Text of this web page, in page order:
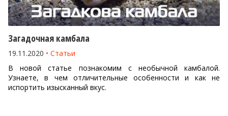
Загадочная камбала
19.11.2020
Статьи
В новой статье познакомим с необычной камбалой.
Узнаете, в чем отличительные особенности и как не
испортить изысканный вкус.